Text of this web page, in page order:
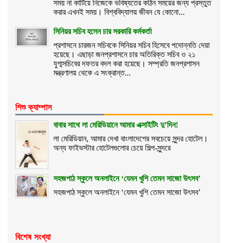
সময় না কাটিয়ে নিজেকে ভবিষ্যতের কঠিন সময়ের জন্য প্রস্তুত
করার এখনই সময়। বিশ্ববিদ্যালয় জীবন যে কোনো...
সিনিয়র সচিব হলেন চার সরকারি কর্মকর্তা
প্রশাসনে চারজন সচিবকে সিনিয়র সচিব হিসেবে পদোন্নতি দেয়া
হয়েছে। এছাড়া জনপ্রশাসনে চার অতিরিক্ত সচিব ও ২১
যুগ্মসচিবের দফতর বদল করা হয়েছে। সম্প্রতি জনপ্রশাসন
মন্ত্রণালয় থেকে এ সংক্রান্ত...
শিশু ক্যাম্পাস
বাবার সাথে লা মেরিডিয়ানে আমার এক্সাইটিং দু’দিন!
লা মেরিডিয়ান, আমার দেখা বাংলাদেশের সবচেয়ে সুন্দর হোটেল।
অন্য ফাইভস্টার হোটেলগুলোর চেয়ে শিল্প-সুন্দরে
সহজপাঠ স্কুলে অনলাইনে ‘যেমন খুশি তেমন সাজো উৎসব’
সহজপাঠ স্কুলে অনলাইনে ‘যেমন খুশি তেমন সাজো উৎসব’
বিশেষ সংখ্যা